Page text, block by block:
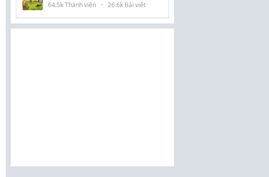
64.5k Thành viên · 26.6k Bài viết